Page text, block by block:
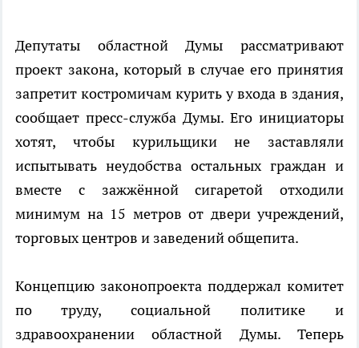
Депутаты областной Думы рассматривают
проект закона, который в случае его принятия
запретит костромичам курить у входа в здания,
сообщает пресс-служба Думы. Его инициаторы
хотят, чтобы курильщики не заставляли
испытывать неудобства остальных граждан и
вместе с зажжённой сигаретой отходили
минимум на 15 метров от двери учреждений,
торговых центров и заведений общепита.
Концепцию законопроекта поддержал комитет
по труду, социальной политике и
здравоохранении областной Думы. Теперь